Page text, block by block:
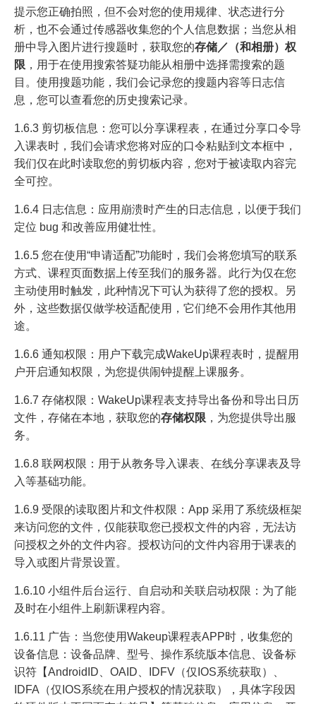
提示您正确拍照，但不会对您的使用规律、状态进行分
析，也不会通过传感器收集您的个人信息数据；当您从相
册中导入图片进行搜题时，获取您的存储／（和相册）权
限 ，用于在使用搜索答疑功能从相册中选择需搜索的题
目。使用搜题功能，我们会记录您的搜题内容等日志信
息，您可以查看您的历史搜索记录。
1.6.3 剪切板信息：您可以分享课程表，在通过分享口令导
入课表时，我们会请求您将对应的口令粘贴到文本框中，
我们仅在此时读取您的剪切板内容，您对于被读取内容完
全可控。
1.6.4 日志信息：应用崩溃时产生的日志信息，以便于我们
定位 bug 和改善应用健壮性。
1.6.5 您在使用“申请适配”功能时，我们会将您填写的联系
方式、课程页面数据上传至我们的服务器。此行为仅在您
主动使用时触发，此种情况下可认为获得了您的授权。另
外，这些数据仅做学校适配使用，它们绝不会用作其他用
途。
1.6.6 通知权限：用户下载完成WakeUp课程表时，提醒用
户开启通知权限，为您提供闹钟提醒上课服务。
1.6.7 存储权限：WakeUp课程表支持导出备份和导出日历
文件，存储在本地，获取您的存储权限 ，为您提供导出服
务。
1.6.8 联网权限：用于从教务导入课表、在线分享课表及导
入等基础功能。
1.6.9 受限的读取图片和文件权限：App 采用了系统级框架
来访问您的文件，仅能获取您已授权文件的内容，无法访
问授权之外的文件内容。授权访问的文件内容用于课表的
导入或图片背景设置。
1.6.10 小组件后台运行、自启动和关联启动权限：为了能
及时在小组件上刷新课程内容。
1.6.11 广告：当您使用Wakeup课程表APP时，收集您的
设备信息：设备品牌、型号、操作系统版本信息、设备标
识符【AndroidID、OAID、IDFV（仅IOS系统获取）、
IDFA（仅IOS系统在用户授权的情况获取），具体字段因